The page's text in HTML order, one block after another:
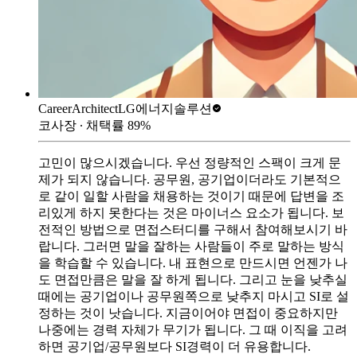
CareerArchitectLG에너지솔루션
코사장 ∙ 채택률 89%
고민이 많으시겠습니다. 우선 정량적인 스팩이 크게 문
제가 되지 않습니다. 공무원, 공기업이더라도 기본적으
로 같이 일할 사람을 채용하는 것이기 때문에 답변을 조
리있게 하지 못한다는 것은 마이너스 요소가 됩니다. 보
전적인 방법으로 면접스터디를 구해서 참여해보시기 바
랍니다. 그러면 말을 잘하는 사람들이 주로 말하는 방식
을 학습할 수 있습니다. 내 표현으로 만드시면 언젠가 나
도 면접만큼은 말을 잘 하게 됩니다. 그리고 눈을 낮추실
때에는 공기업이나 공무원쪽으로 낮추지 마시고 SI로 설
정하는 것이 낫습니다. 지금이어야 면접이 중요하지만
나중에는 경력 자체가 무기가 됩니다. 그 때 이직을 고려
하면 공기업/공무원보다 SI경력이 더 유용합니다.